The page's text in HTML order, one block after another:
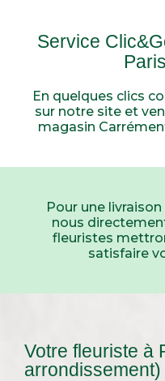
Service
En quelques clics
sur notre site et
magasin
Pour une
nous
fleuristes
satisfaire
Votre fleuriste à
arrondissement)